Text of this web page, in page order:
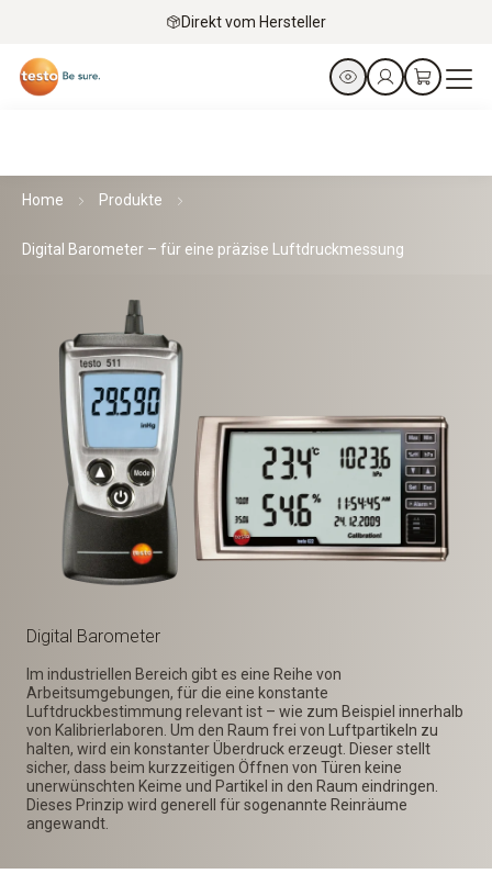
Direkt vom Hersteller
Home Produkte
Digital Barometer – für eine präzise Luftdruckmessung
Digital Barometer
Im industriellen Bereich gibt es eine Reihe von
Arbeitsumgebungen, für die eine konstante
Luftdruckbestimmung relevant ist – wie zum Beispiel innerhalb
von Kalibrierlaboren. Um den Raum frei von Luftpartikeln zu
halten, wird ein konstanter Überdruck erzeugt. Dieser stellt
sicher, dass beim kurzzeitigen Öffnen von Türen keine
unerwünschten Keime und Partikel in den Raum eindringen.
Dieses Prinzip wird generell für sogenannte Reinräume
angewandt.